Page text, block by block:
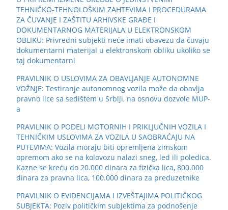
TEHNIČKO-TEHNOLOŠKIM ZAHTEVIMA I PROCEDURAMA
ZA ČUVANJE I ZAŠTITU ARHIVSKE GRAĐE I
DOKUMENTARNOG MATERIJALA U ELEKTRONSKOM
OBLIKU: Privredni subjekti neće imati obavezu da čuvaju
dokumentarni materijal u elektronskom obliku ukoliko se
taj dokumentarni
PRAVILNIK O USLOVIMA ZA OBAVLJANJE AUTONOMNE
VOŽNJE: Testiranje autonomnog vozila može da obavlja
pravno lice sa sedištem u Srbiji, na osnovu dozvole MUP-
a
PRAVILNIK O PODELI MOTORNIH I PRIKLJUČNIH VOZILA I
TEHNIČKIM USLOVIMA ZA VOZILA U SAOBRAĆAJU NA
PUTEVIMA: Vozila moraju biti opremljena zimskom
opremom ako se na kolovozu nalazi sneg, led ili poledica.
Kazne se kreću do 20.000 dinara za fizička lica, 800.000
dinara za pravna lica, 100.000 dinara za preduzetnike
PRAVILNIK O EVIDENCIJAMA I IZVEŠTAJIMA POLITIČKOG
SUBJEKTA: Poziv političkim subjektima za podnošenje